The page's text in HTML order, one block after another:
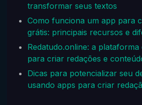
transformar seus textos
Como funciona um app para
grátis: principais recursos e
Redatudo.online: a
para criar redações e
Dicas para potencializar seu
usando apps para criar